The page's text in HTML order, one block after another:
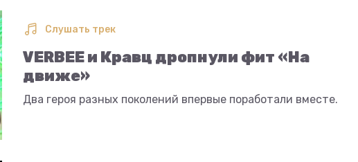
Слушать трек
VERBEE и Кравц дропнули фит «На
движе»
Два героя разных поколений впервые поработали вместе.